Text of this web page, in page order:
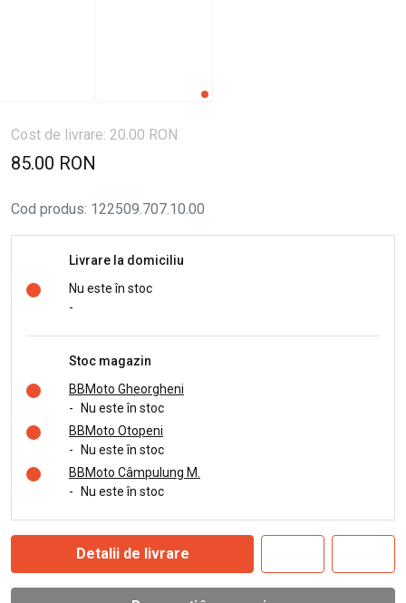
Cost de livrare: 20.00 RON
85.00 RON
Cod produs: 122509.707.10.00
Livrare la domiciliu
Nu este în stoc
-
Stoc magazin
BBMoto Gheorgheni
-
Nu este în stoc
BBMoto Otopeni
-
Nu este în stoc
BBMoto Câmpulung M.
-
Nu este în stoc
Detalii de livrare